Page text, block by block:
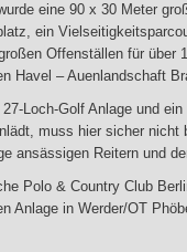
eine 90 x 30 Meter
ein
Offenställen für
Havel – Auenlandschaft
Loch-Golf Anlage und
muss hier sicher
ansässigen Reitern und
Polo & Country Club
Anlage in Werder/OT